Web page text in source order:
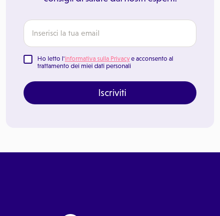
Ho letto l'Informativa sulla Privacy e acconsento al
trattamento dei miei dati personali
Iscriviti